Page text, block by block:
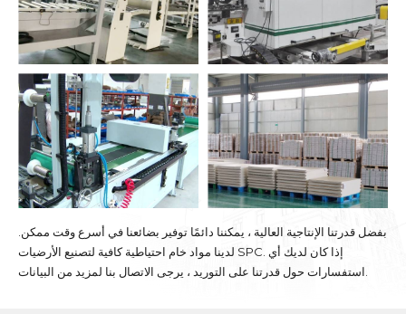
بفضل قدرتنا الإنتاجية العالية ، يمكننا دائمًا توفير بضائعنا في أسرع وقت ممكن.
لدينا مواد خام احتياطية كافية لتصنيع الأرضيات SPC. إذا كان لديك أي
استفسارات حول قدرتنا على التوريد ، يرجى الاتصال بنا لمزيد من البيانات.